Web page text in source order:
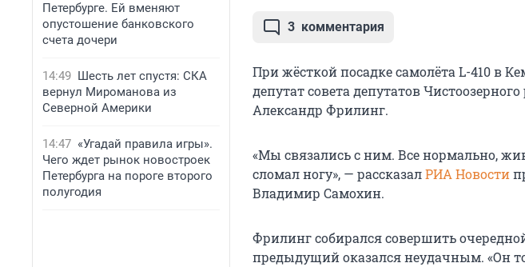
Петербурге. Ей вменяют
опустошение банковского
счета дочери
14:49 Шесть лет спустя: СКА
вернул Мироманова из
Северной Америки
14:47 «Угадай правила игры».
Чего ждет рынок новостроек
Петербурга на пороге второго
полугодия
3 комментария
При жёсткой посадке самолёта L-410 в
депутат совета депутатов
Александр Фрилинг.
«Мы связались с ним. Все нормально,
сломал ногу», — рассказалРИА Новости
Владимир Самохин.
Фрилинг собирался совершить
предыдущий оказался неудачным. «Он